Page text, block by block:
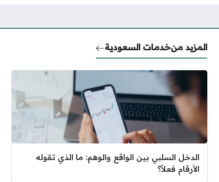
المزيد منخدمات السعودية
الدخل السلبي بين الواقع والوهم: ما الذي تقوله
الأرقام فعلاً؟